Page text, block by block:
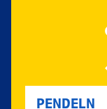
PENDELN